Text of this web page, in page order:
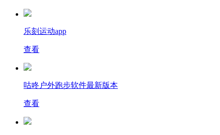
乐刻运动app
查看
咕咚户外跑步软件最新版本
查看